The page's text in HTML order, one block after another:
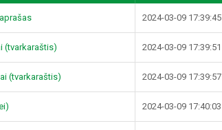
2024-03-09 17:39:45
(tvarkaraštis) 2024-03-09 17:39:51
(tvarkaraštis) 2024-03-09 17:39:57
2024-03-09 17:40:03